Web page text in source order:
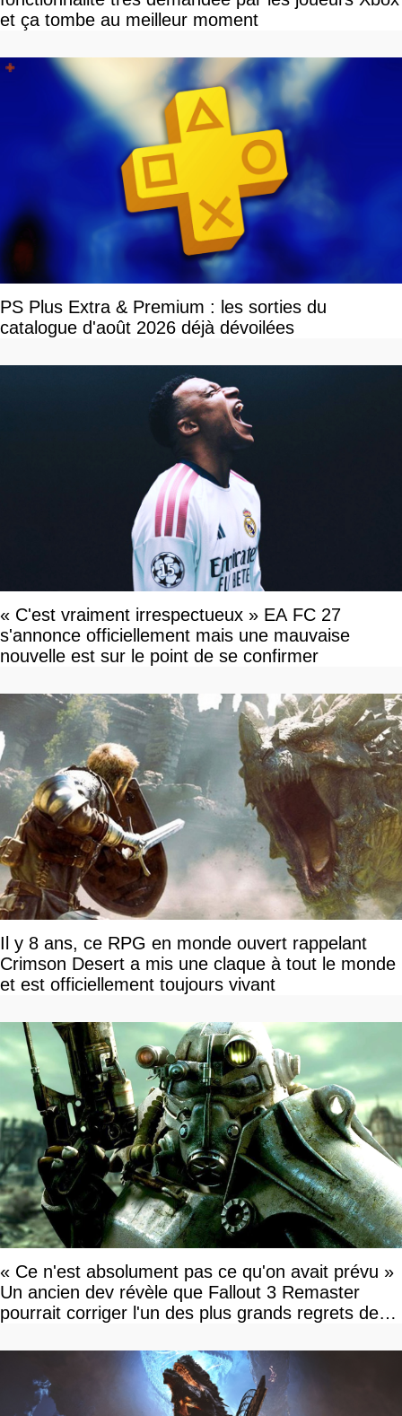
et ça tombe au meilleur moment
PS Plus Extra & Premium : les sorties du
catalogue d'août 2026 déjà dévoilées
« C'est vraiment irrespectueux » EA FC 27
s'annonce officiellement mais une mauvaise
nouvelle est sur le point de se confirmer
Il y 8 ans, ce RPG en monde ouvert rappelant
Crimson Desert a mis une claque à tout le monde
et est officiellement toujours vivant
« Ce n'est absolument pas ce qu'on avait prévu »
Un ancien dev révèle que Fallout 3 Remaster
pourrait corriger l'un des plus grands regrets de